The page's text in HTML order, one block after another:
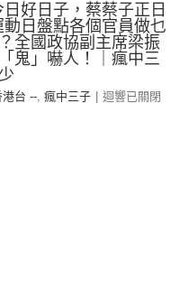
好日子，蔡蔡子正日
日盤點各個官員做乜
全國政協副主席梁振
鬼」嚇人！｜瘋中三
港台 --, 瘋中三子 迴響已關閉